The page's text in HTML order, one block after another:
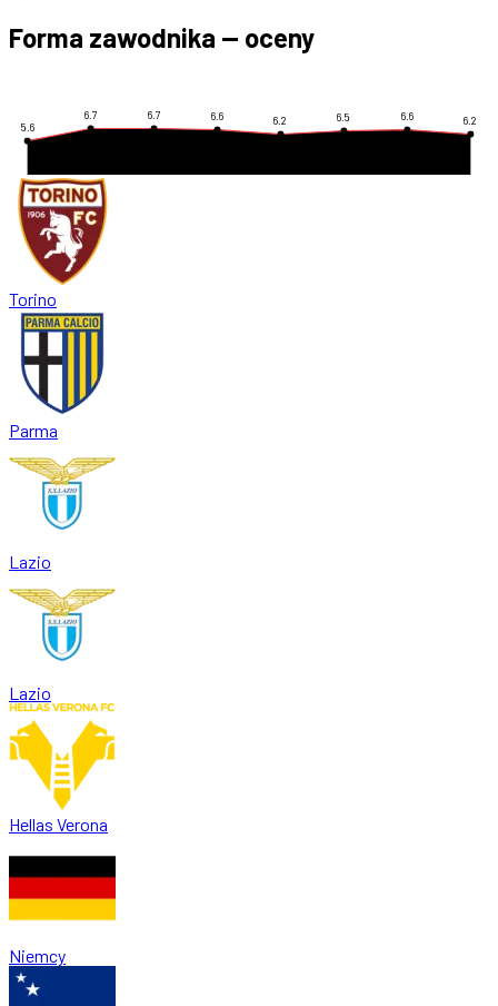
Forma zawodnika — oceny
5.6
6.7 6.7 6.6 6.2 6.5 6.6 6.2
Torino
Parma
Lazio
Lazio
Hellas Verona
Niemcy